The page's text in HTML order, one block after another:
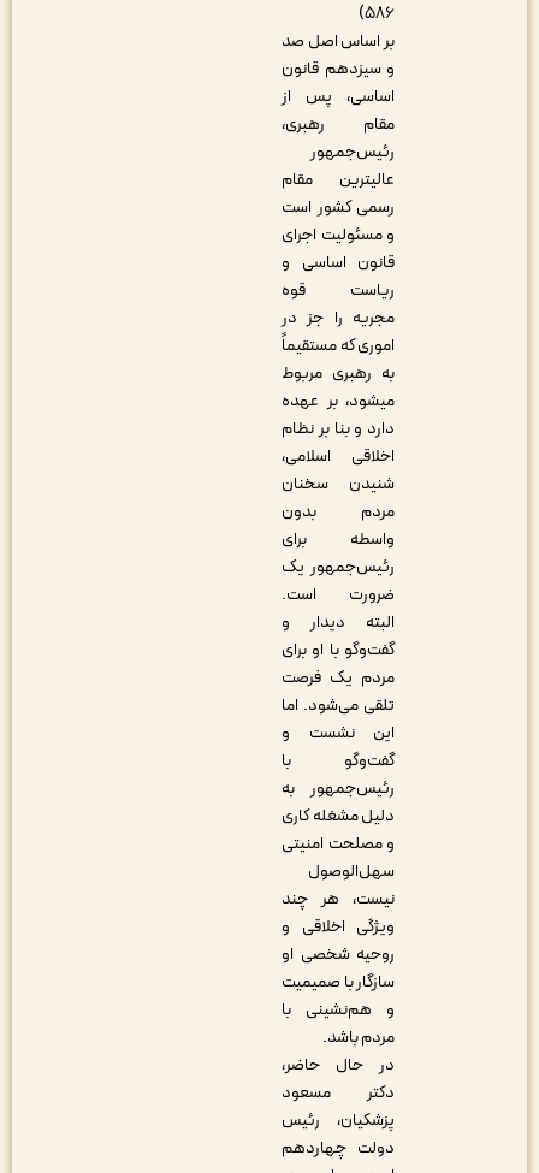
بر اساس اصل صد
و سیزدهم قانون
اساسی، پس از
مقام رهبری،
رئیس‌جمهور
عالی‏ترین مقام
رسمی کشور است
و مسئولیت اجرای
قانون اساسی و
ریاست قوه
مجریه را جز در
اموری که مستقیماً
به رهبری مربوط
می‏شود، بر عهده
دارد و بنا بر نظام
اخلاقی اسلامی،
شنیدن سخنان
مردم بدون
واسطه برای
رئیس‌جمهور یک
ضرورت است.
البته دیدار و
گفت‌وگو با او برای
مردم یک فرصت
تلقی می‌شود. اما
این نشست و
گفت‌وگو با
رئیس‌جمهور به
دلیل مشغله کاری
و مصلحت امنیتی
سهل‌الوصول
نیست، هر چند
ویژگی اخلاقی و
روحیه شخصی او
سازگار با صمیمیت
و هم‌نشینی با
مردم باشد.
در حال حاضر،
دکتر مسعود
پزشکیان، رئیس
دولت چهاردهم